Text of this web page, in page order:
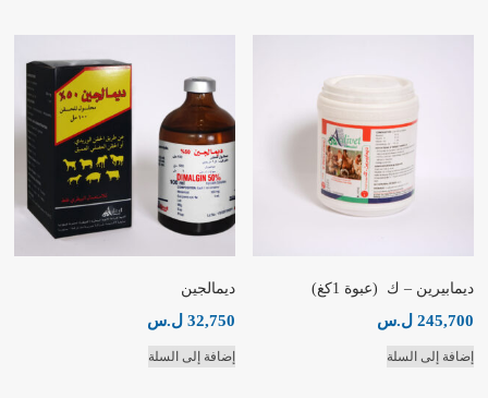
ديمابيرين – ك (عبوة 1كغ)
245,700 ل.س
إضافة إلى السلة
ديمالجين
32,750 ل.س
إضافة إلى السلة